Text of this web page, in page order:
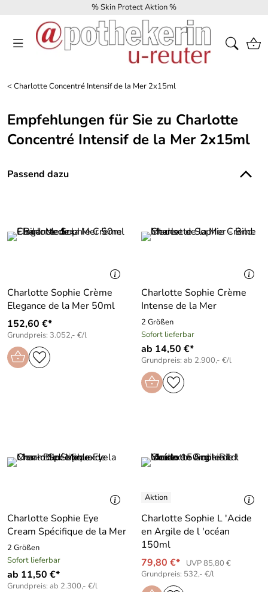
% Skin Protect Aktion %
<Charlotte Concentré Intensif de la Mer 2x15ml
Empfehlungen für Sie zu Charlotte
Concentré Intensif de la Mer 2x15ml
Passend dazu
Charlotte Sophie Crème
Elegance de la Mer 50ml
152,60 €*
Grundpreis: 3.052,- €/l
Charlotte Sophie Crème
Intense de la Mer
2 Größen
Sofort lieferbar
ab 14,50 €*
Grundpreis: ab 2.900,- €/l
Charlotte Sophie Eye
Cream Spécifique de la Mer
2 Größen
Sofort lieferbar
ab 11,50 €*
Grundpreis: ab 2.300,- €/l
Charlotte Sophie L ′Acide
en Argile de l ′océan
150ml
79,80 €*
UVP 85,80 €
Grundpreis: 532,- €/l